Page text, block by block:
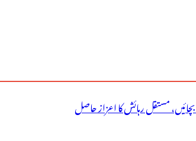
مستقل رہائش کا اعزاز حاصل